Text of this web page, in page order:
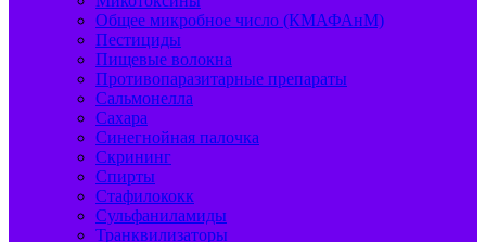
Общее микробное число (КМАФАнМ)
Пестициды
Пищевые волокна
Противопаразитарные препараты
Сальмонелла
Сахара
Синегнойная палочка
Скрининг
Спирты
Стафилококк
Сульфаниламиды
Транквилизаторы